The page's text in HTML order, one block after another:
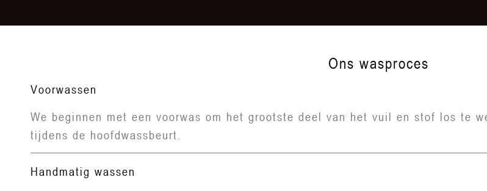
Ons wasproces
Voorwassen
We beginnen met een voorwas om het grootste deel van het vuil en stof los te
tijdens de hoofdwassbeurt.
Handmatig wassen